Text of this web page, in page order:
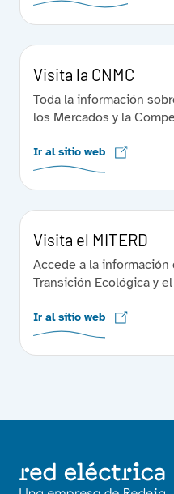
Visita la CNMC
Toda la información
los Mercados y la
Ir al sitio web
Visita el MITERD
Accede a la
Transición Ecológica y
Ir al sitio web